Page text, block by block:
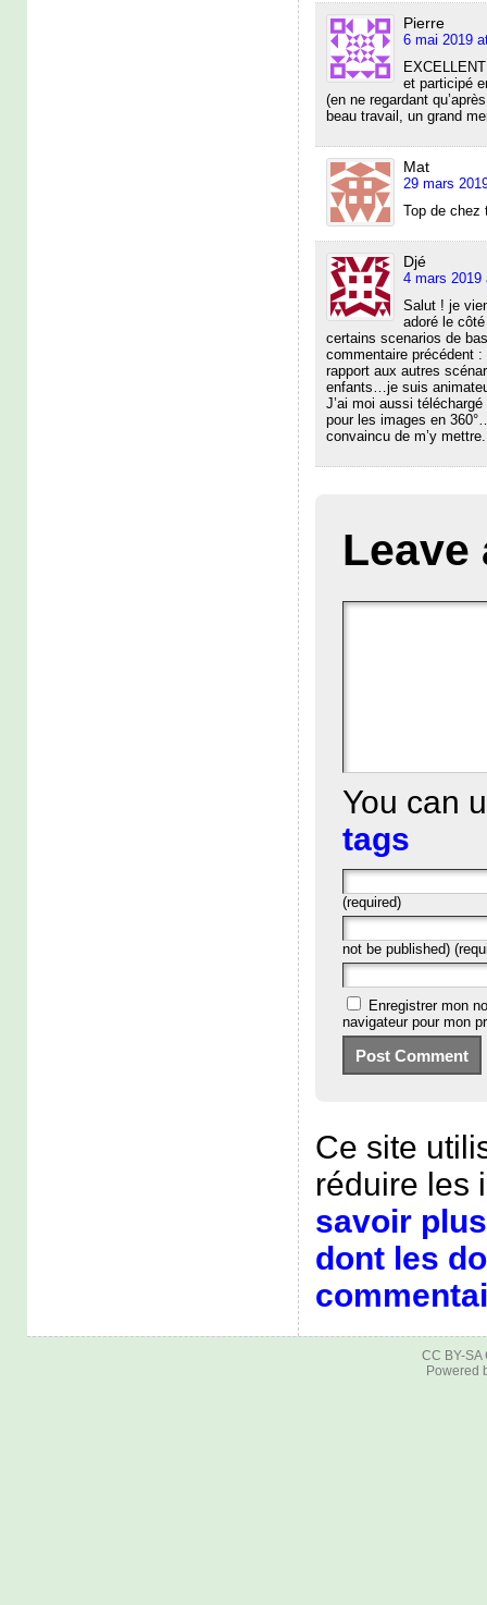
Pierre
6 mai 2019
et participé
(en ne regardant
beau travail, un grand
Mat
29 mars
Top de chez
Djé
4 mars 2019
Salut ! je
adoré le
certains scenarios de
commentaire précédent
rapport aux autres
enfants…je suis
J’ai moi aussi
pour les images en
convaincu de m’y
Leave
You can
tags
(required)
not be published)
Enregistrer mon
navigateur pour mon
Ce site
réduire les
savoir
dont les
CC BY-SA
Powered